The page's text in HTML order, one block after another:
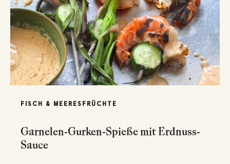
FISCH & MEERESFRÜCHTE
Garnelen-Gurken-Spieße mit Erdnuss-
Sauce